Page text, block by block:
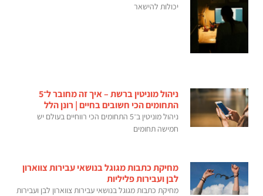
יכולות להישאר
ניהול מוניטין ברשת – איך זה מחובר ל־5
התחומים הכי חשובים בחיים | רונן הלל
ניהול מוניטין ב־5 התחומים הכי רווחיים בעולם יש
חמישה תחומים
מחיקת כתבות מגוגל בנושאי עבירות צווארון
לבן ועבירות פליליות
מחיקת כתבות מגוגל בנושאי עבירות צווארון לבן ועבירות